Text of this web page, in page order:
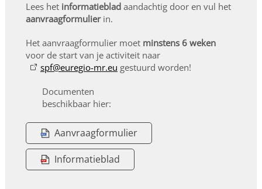
Lees het informatieblad aandachtig door en vul het
aanvraagformulier in.
Het aanvraagformulier moet minstens 6 weken
voor de start van je activiteit naar
spf@euregio-mr.eu gestuurd worden!
Documenten
beschikbaar hier:
Aanvraagformulier
Informatieblad